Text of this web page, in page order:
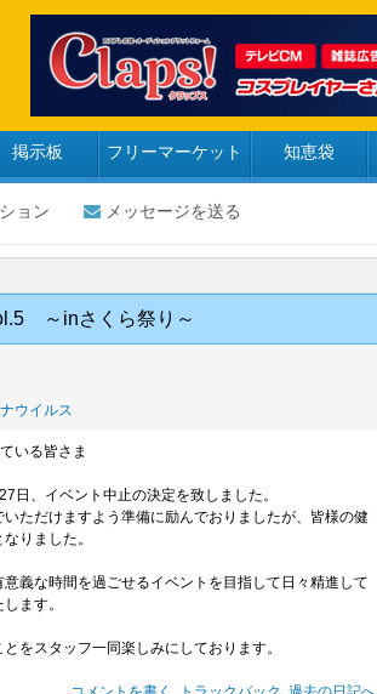
掲示板 フリーマーケット 知恵袋
ョン メッセージを送る
～inさくら祭り～
ウイルス
いる皆さま
日、イベント中止の決定を致しました。
ただけますよう準備に励んでおりましたが、皆様の健
りました。
義な時間を過ごせるイベントを目指して日々精進して
ます。
をスタッフ一同楽しみにしております。